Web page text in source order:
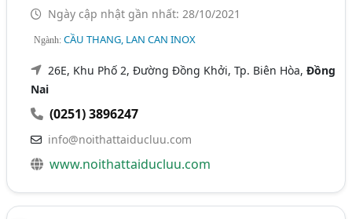
Ngày cập nhật gần nhất: 28/10/2021
Ngành:CẦU THANG, LAN CAN INOX
26E, Khu Phố 2, Đường Đồng Khởi, Tp. Biên Hòa,Đồng
Nai
(0251) 3896247
info@noithattaiducluu.com
www.noithattaiducluu.com